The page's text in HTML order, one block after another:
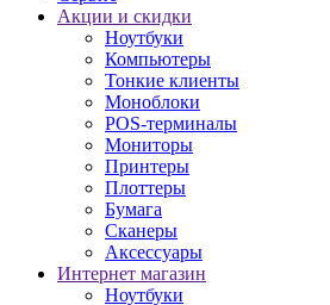
Акции и скидки
Ноутбуки
Компьютеры
Тонкие клиенты
Моноблоки
POS-терминалы
Мониторы
Принтеры
Плоттеры
Бумага
Сканеры
Аксессуары
Интернет магазин
Ноутбуки